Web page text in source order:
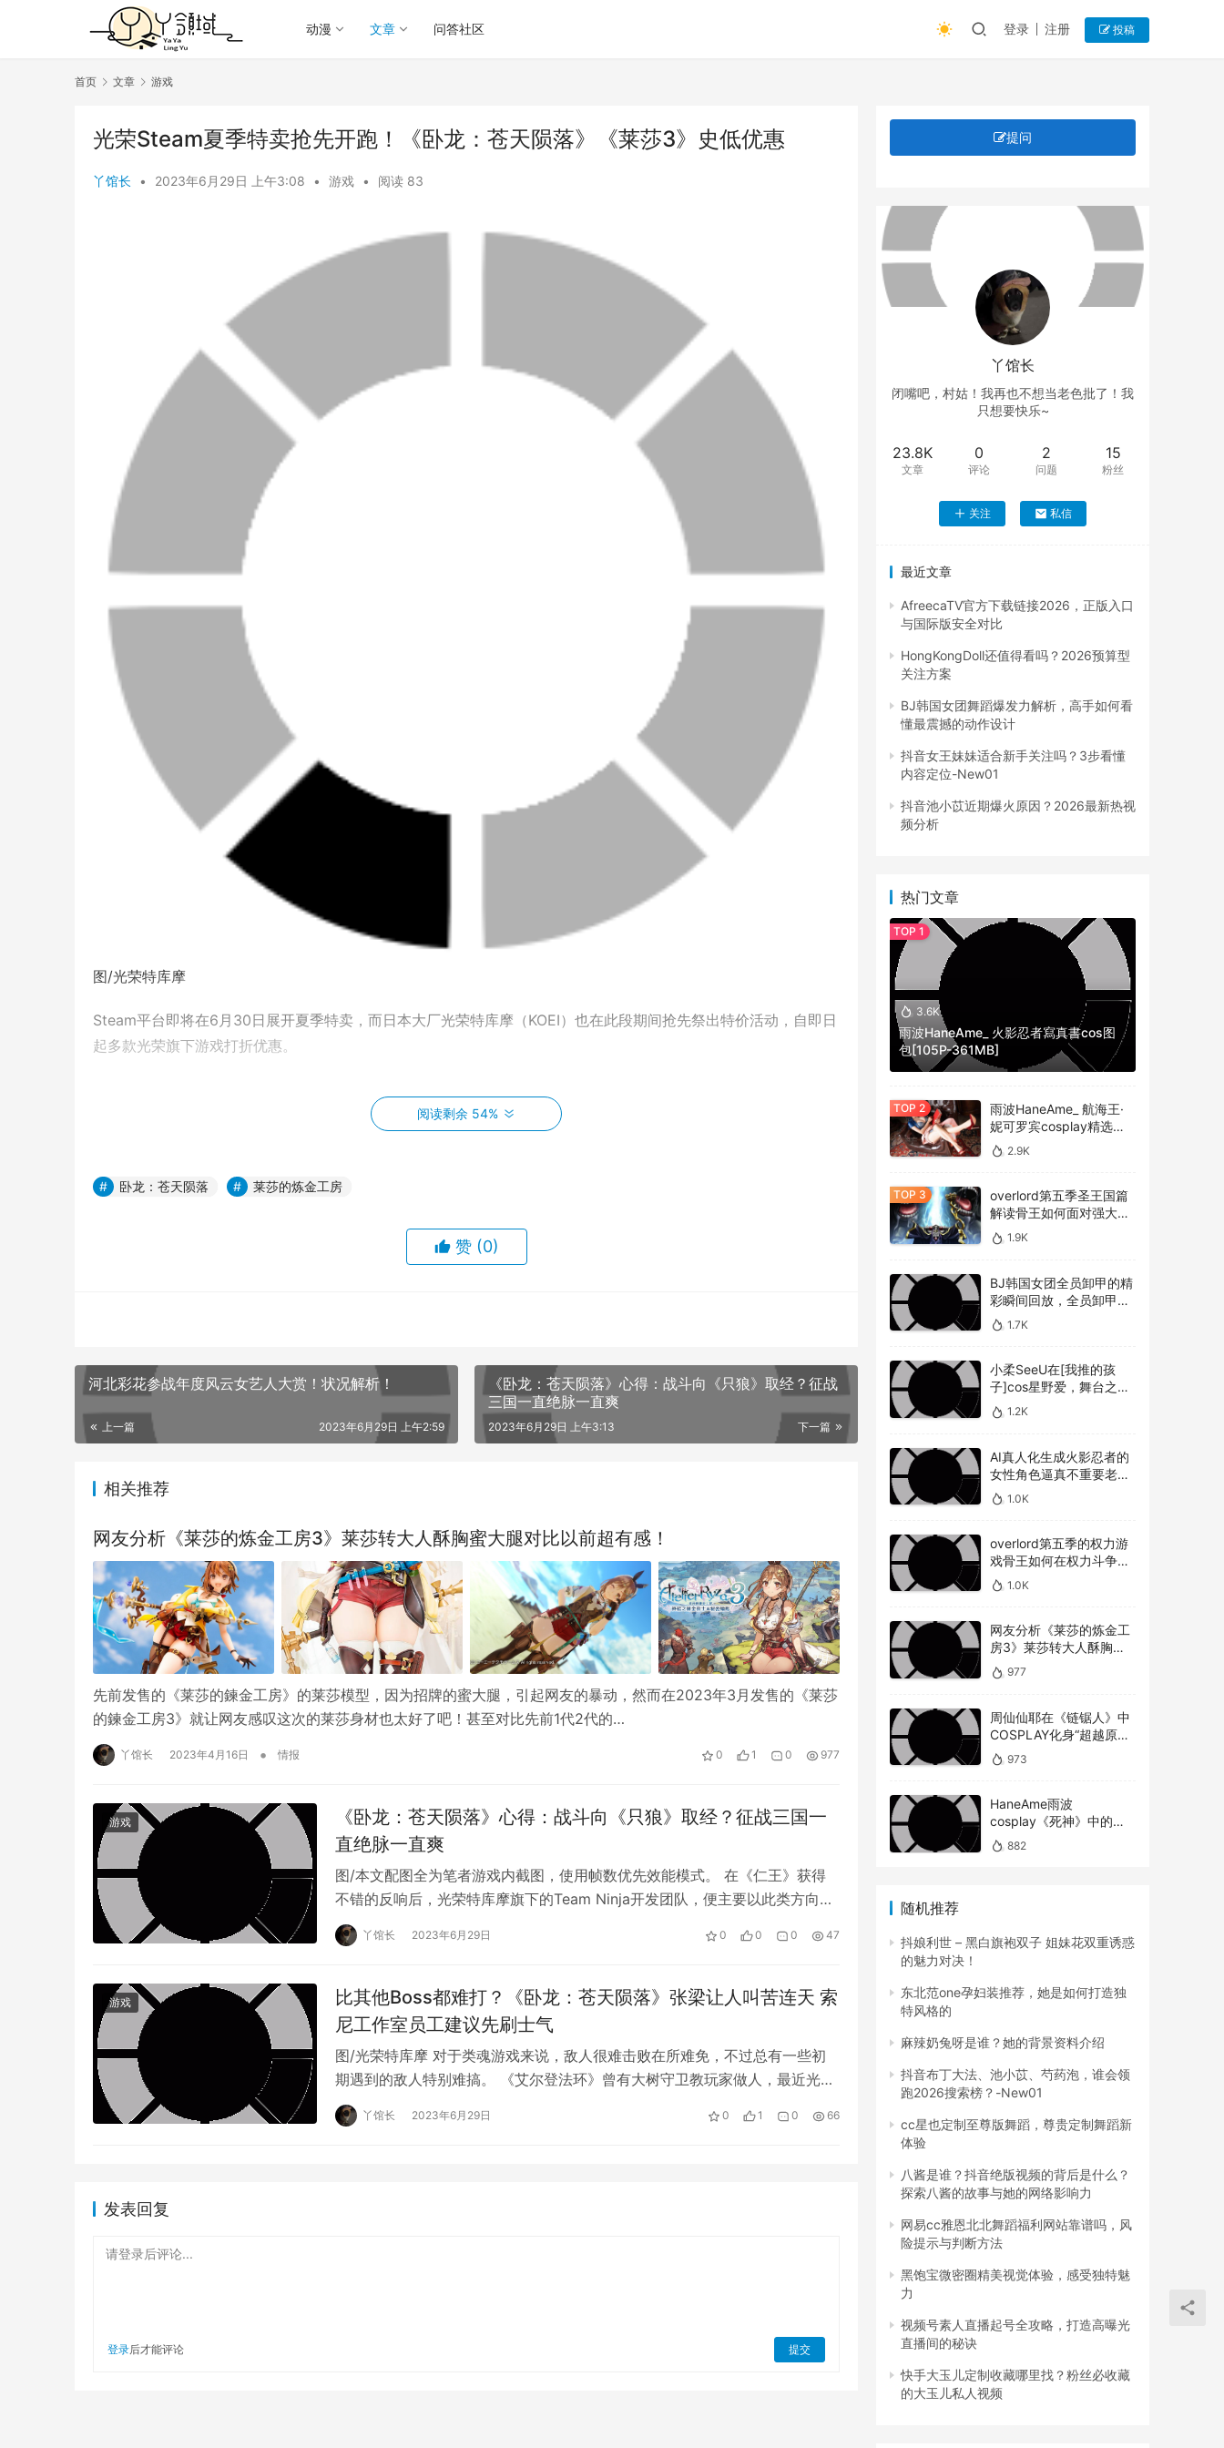
动漫 文章 问答社区 登录 注册 投稿
首页 文章 游戏
光荣Steam夏季特卖抢先开跑！《卧龙：苍天陨落》《莱莎3》史低优惠
丫馆长 • 2023年6月29日 上午3:08 • 游戏 • 阅读 83
图/光荣特库摩
Steam平台即将在6月30日展开夏季特卖，而日本大厂光荣特库摩（KOEI）也在此段期间抢先祭出特价活动，自即日
起多款光荣旗下游戏打折优惠。
图/截自光荣夏季特卖 Steam活动页面
今年发行的三款新作《 卧龙：苍天陨落》、《莱莎的炼金工房3 ~终结之炼金术士与秘密钥匙~》以及《零 ~月蚀的
假面~》都有 75 折优惠（史低）。
阅读剩余 54%
卧龙：苍天陨落 莱莎的炼金工房
赞 (0)
河北彩花参战年度风云女艺人大赏！状况解析！
上一篇 2023年6月29日 上午2:59
《卧龙：苍天陨落》心得：战斗向《只狼》取经？征战
三国一直绝脉一直爽
下一篇
2023年6月29日 上午3:13
相关推荐
网友分析《莱莎的炼金工房3》莱莎转大人酥胸蜜大腿对比以前超有感！
先前发售的《莱莎的鍊金工房》的莱莎模型，因为招牌的蜜大腿，引起网友的暴动，然而在2023年3月发售的《莱莎
的鍊金工房3》就让网友感叹这次的莱莎身材也太好了吧！甚至对比先前1代2代的…
丫馆长 2023年4月16日 • 情报 0 1 0 977
游戏
《卧龙：苍天陨落》心得：战斗向《只狼》取经？征战三国一
直绝脉一直爽
图/本文配图全为笔者游戏内截图，使用帧数优先效能模式。 在《仁王》获得
不错的反响后，光荣特库摩旗下的Team Ninja开发团队，便主要以此类方向进
行游戏制作。 继2020年的《仁…
丫馆长 2023年6月29日 0 0 0 47
游戏
比其他Boss都难打？《卧龙：苍天陨落》张梁让人叫苦连天 索
尼工作室员工建议先刷士气
图/光荣特库摩 对于类魂游戏来说，敌人很难击败在所难免，不过总有一些初
期遇到的敌人特别难搞。 《艾尔登法环》曾有大树守卫教玩家做人，最近光荣
特库摩新推出的《卧龙：苍天陨落》，其第一…
丫馆长 2023年6月29日 0 1 0 66
发表回复
请登录后评论...
登录后才能评论 提交
提问
丫馆长
闭嘴吧，村姑！我再也不想当老色批了！我
只想要快乐~
23.8K
文章
0
评论
2
问题
15
粉丝
关注 私信
最近文章
AfreecaTV官方下载链接2026，正版入口
与国际版安全对比
HongKongDoll还值得看吗？2026预算型
关注方案
BJ韩国女团舞蹈爆发力解析，高手如何看
懂最震撼的动作设计
抖音女王妹妹适合新手关注吗？3步看懂
内容定位-New01
抖音池小苡近期爆火原因？2026最新热视
频分析
热门文章
3.6K
雨波HaneAme_ 火影忍者寫真書cos图
包[105P-361MB]
雨波HaneAme_ 航海王·
妮可罗宾cosplay精选作
品 [34P-134MB]
2.9K
overlord第五季圣王国篇
解读骨王如何面对强大的
敌人，overlord第五季圣
王国篇深度解析骨王与敌
1.9K
BJ韩国女团全员卸甲的精
彩瞬间回放，全员卸甲视
频如何观看BJ韩国女团成
员的最精彩时刻？
1.7K
小柔SeeU在[我推的孩
子]cos星野爱，舞台之星
闪耀迷人
1.2K
AI真人化生成火影忍者的
女性角色逼真不重要老婆
美不美才是重点！
1.0K
overlord第五季的权力游
戏骨王如何在权力斗争中
崭露头角，overlord第五
季权力博弈骨王如何在复
1.0K
网友分析《莱莎的炼金工
房3》莱莎转大人酥胸蜜
大腿对比以前超有感！
977
周仙仙耶在《链锯人》中
COSPLAY化身“超越原版”
的玛奇玛
973
HaneAme雨波
cosplay《死神》中的松
本乱菊
882
随机推荐
抖娘利世 – 黑白旗袍双子 姐妹花双重诱惑
的魅力对决！
东北范one孕妇装推荐，她是如何打造独
特风格的
麻辣奶兔呀是谁？她的背景资料介绍
抖音布丁大法、池小苡、芍药泡，谁会领
跑2026搜索榜？-New01
cc星也定制至尊版舞蹈，尊贵定制舞蹈新
体验
八酱是谁？抖音绝版视频的背后是什么？
探索八酱的故事与她的网络影响力
网易cc雅恩北北舞蹈福利网站靠谱吗，风
险提示与判断方法
黑饱宝微密圈精美视觉体验，感受独特魅
力
视频号素人直播起号全攻略，打造高曝光
直播间的秘诀
快手大玉儿定制收藏哪里找？粉丝必收藏
的大玉儿私人视频